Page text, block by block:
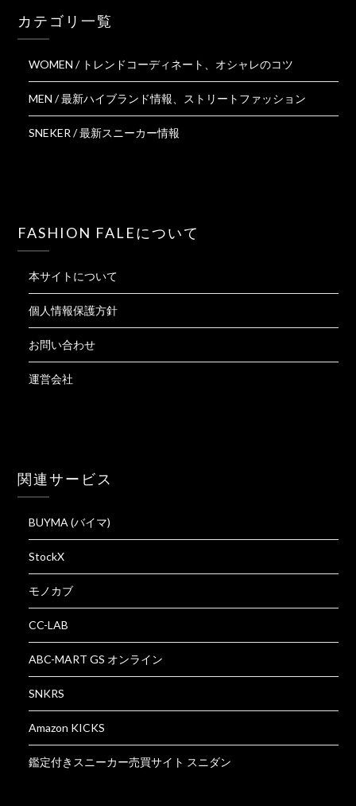
カテゴリ一覧
WOMEN / トレンドコーディネート、オシャレのコツ
MEN / 最新ハイブランド情報、ストリートファッション
SNEKER / 最新スニーカー情報
FASHION FALEについて
本サイトについて
個人情報保護方針
お問い合わせ
運営会社
関連サービス
BUYMA (バイマ)
StockX
モノカブ
CC-LAB
ABC-MART GS オンライン
SNKRS
Amazon KICKS
鑑定付きスニーカー売買サイト スニダン